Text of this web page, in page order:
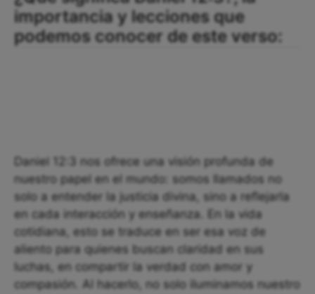
importancia y lecciones que
podemos conocer de este verso:
Daniel 12:3 nos ofrece una visión profunda de
nuestro papel en el mundo: somos llamados no
solo a entender la justicia divina, sino a reflejarla
en cada interacción y enseñanza. En la vida
cotidiana, esto se traduce en ser esa voz de
aliento para quienes buscan claridad en sus
luchas, en compartir la verdad con amor y
compasión. Al hacerlo, no solo iluminamos nuestro